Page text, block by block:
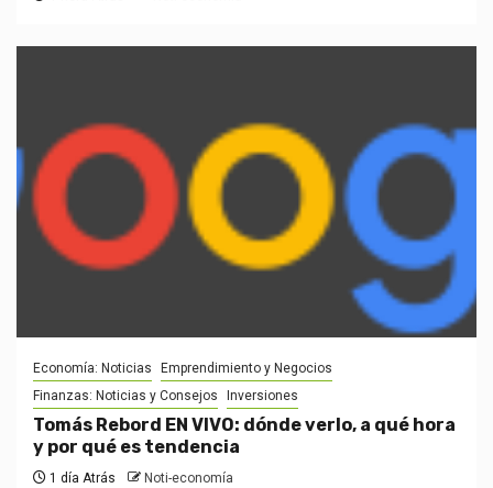
Economía: Noticias
Emprendimiento y Negocios
Finanzas: Noticias y Consejos
Inversiones
Tomás Rebord EN VIVO: dónde verlo, a qué hora
y por qué es tendencia
1 día Atrás Noti-economía